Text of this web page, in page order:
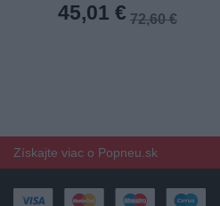
45,01 € 72,60 €
Získajte viac o Popneu.sk